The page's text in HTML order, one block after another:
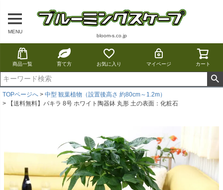
MENU
bloom-s.co.jp
商品一覧 育て方 お気に入り マイページ カート
TOPページへ
中型 観葉植物（設置後高さ 約80cm～1.2m）
【送料無料】パキラ 8号 ホワイト陶器鉢 丸形 土の表面：化粧石